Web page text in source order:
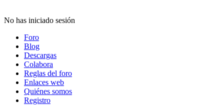
No has iniciado sesión
Foro
Blog
Descargas
Colabora
Reglas del foro
Enlaces web
Quiénes somos
Registro